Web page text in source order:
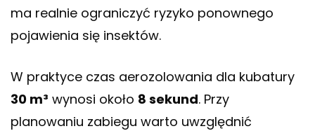
ma realnie ograniczyć ryzyko ponownego
pojawienia się insektów.
W praktyce czas aerozolowania dla kubatury
30 m³ wynosi około 8 sekund. Przy
planowaniu zabiegu warto uwzględnić